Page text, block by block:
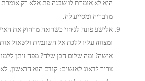
היא לא אומרת לו שבנה מת אלא רק אומרת
מדבריה ומסייע לה.
אלישע פונה לגיחזי כשרואה מרחוק את
ומצווה עליו ללכת אל השונמית ולשאול
אישה? ומה שלום הבן שלה? מפה ניתן
צריך לדאוג לאנשים: קודם הוא הראשון,